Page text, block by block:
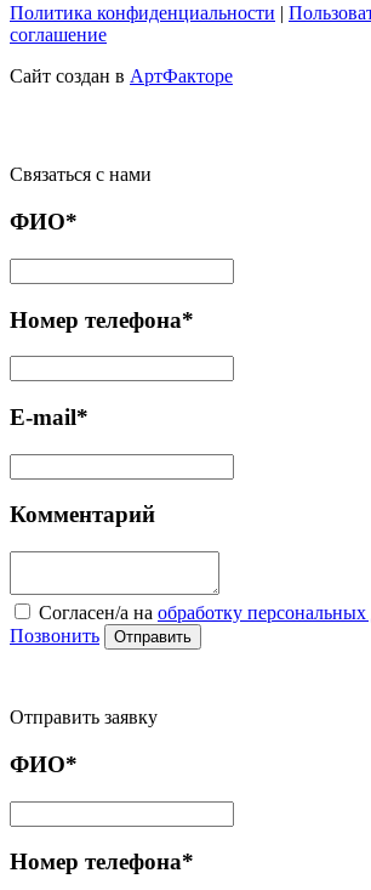
Политика конфиденциальности |
соглашение
Сайт создан в АртФакторе
Связаться с нами
ФИО*
Номер телефона*
E-mail*
Комментарий
Cогласен/а на обработку
Позвонить
Отправить
Отправить заявку
ФИО*
Номер телефона*